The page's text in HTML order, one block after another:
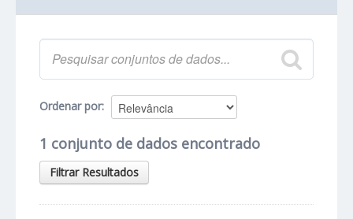
Ordenar por
1 conjunto de dados encontrado
Filtrar Resultados